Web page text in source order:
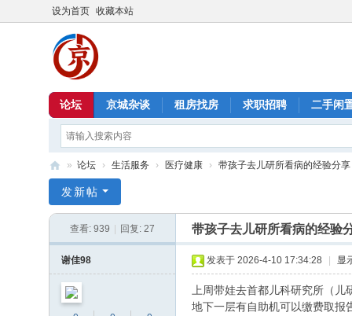
设为首页 收藏本站
论坛 京城杂谈 租房找房 求职招聘 二手闲
京
» 论坛 › 生活服务 › 医疗健康 › 带孩子去儿研所看病的经验分享
发新帖
查看: 939 回复: 27 带孩子去儿研所看病的经验
谢佳98 发表于 2026-4-10 17:34:28 显
上周带娃去首都儿科研究所（
地下一层有自助机可以缴费取报